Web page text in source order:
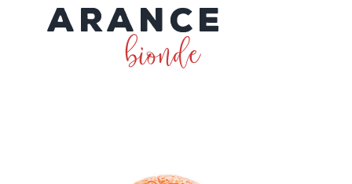
ARANCE
bionde